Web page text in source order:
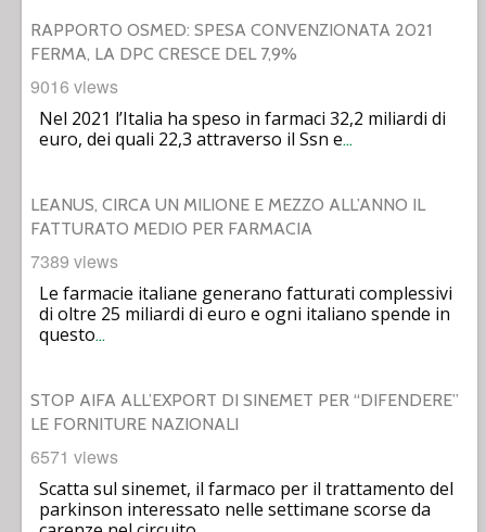
RAPPORTO OSMED: SPESA CONVENZIONATA 2021
FERMA, LA DPC CRESCE DEL 7,9%
9016 views
Nel 2021 l’Italia ha speso in farmaci 32,2 miliardi di
euro, dei quali 22,3 attraverso il Ssn e…
LEANUS, CIRCA UN MILIONE E MEZZO ALL’ANNO IL
FATTURATO MEDIO PER FARMACIA
7389 views
Le farmacie italiane generano fatturati complessivi
di oltre 25 miliardi di euro e ogni italiano spende in
questo…
STOP AIFA ALL’EXPORT DI SINEMET PER “DIFENDERE”
LE FORNITURE NAZIONALI
6571 views
Scatta sul sinemet, il farmaco per il trattamento del
parkinson interessato nelle settimane scorse da